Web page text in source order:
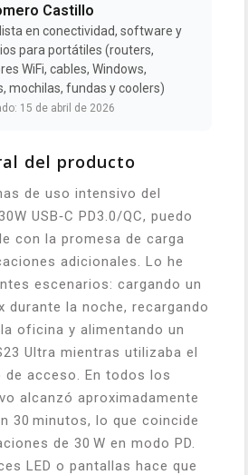
Castillo
en conectividad, software y
para portátiles (routers,
WiFi, cables, Windows,
mochilas, fundas y coolers)
15 de abril de 2026
del producto
de uso intensivo del
USB‑C PD3.0/QC, puedo
con la promesa de carga
adicionales. Lo he
escenarios: cargando un
durante la noche, recargando
oficina y alimentando un
Ultra mientras utilizaba el
acceso. En todos los
alcanzó aproximadamente
30 minutos, lo que coincide
de 30 W en modo PD.
LED o pantallas hace que